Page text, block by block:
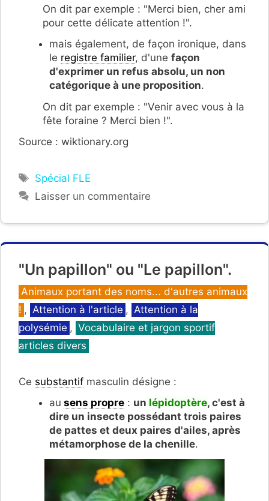
On dit par exemple : "Merci bien, cher ami
pour cette délicate attention !".
mais également, de façon ironique, dans
le registre familier, d'une façon
d'exprimer un refus absolu, un non
catégorique à une proposition.
On dit par exemple : "Venir avec vous à la
fête foraine ? Merci bien !".
Source : wiktionary.org
Étiquettes
Spécial FLE
Laisser un commentaire
"Un papillon" ou "Le papillon".
Catégories
Animaux portant des noms... d'autres animaux
! , Attention à l'article , Attention à la
polysémie , Vocabulaire et jargon sportif
articles divers
Ce substantif masculin désigne :
au sens propre : un lépidoptère, c'est à
dire un insecte possédant trois paires
de pattes et deux paires d'ailes, après
métamorphose de la chenille.